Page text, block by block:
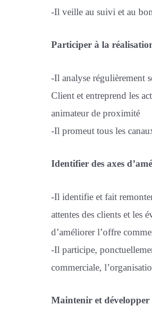
-Il veille au suivi et au
Participer à la
-Il analyse régulièrement
Client et entreprend les
animateur de proximité
-Il promeut tous les
Identifier des axes
-Il identifie et fait
attentes des clients et les
d’améliorer l’offre
-Il participe,
commerciale,
Maintenir et développer